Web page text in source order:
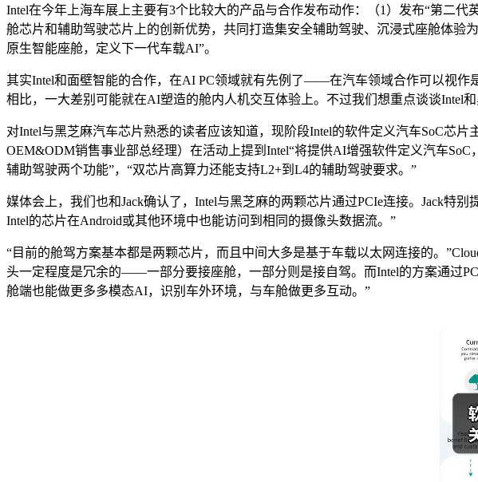
Intel在今年上海车展上主要有3个比较大的产品与合作发布动作：（1）发布“第二
舱芯片和辅助驾驶芯片上的创新优势，共同打造集安全辅助驾驶、沉浸式座舱体验
原生智能座舱，定义下一代车载AI”。
其实Intel和面壁智能的合作，在AI PC领域就有先例了——在汽车领域合作可以视
相比，一大差别可能就在AI塑造的舱内人机交互体验上。不过我们想重点谈谈Intel和
对Intel与黑芝麻汽车芯片熟悉的读者应该知道，现阶段Intel的软件定义汽车SoC芯
OEM&ODM销售事业部总经理）在活动上提到Intel“将提供AI增强软件定义汽车
辅助驾驶两个功能”，“双芯片高算力还能支持L2+到L4的辅助驾驶要求。”
媒体会上，我们也和Jack确认了，Intel与黑芝麻的两颗芯片通过PCIe连接。Jack
Intel的芯片在Android或其他环境中也能访问到相同的摄像头数据流。”
“目前的舱驾方案基本都是两颗芯片，而且中间大多是基于车载以太网连接的。
头一定程度是冗余的——一部分要接座舱，一部分则是接自驾。而Intel的方案通过
舱端也能做更多多模态AI，识别车外环境，与车舱做更多互动。”